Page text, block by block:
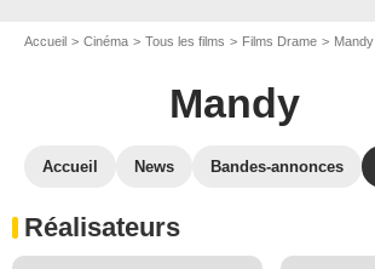
Accueil Cinéma Tous les films Films Drame Mandy
Mandy
Accueil News Bandes-annonces
Réalisateurs